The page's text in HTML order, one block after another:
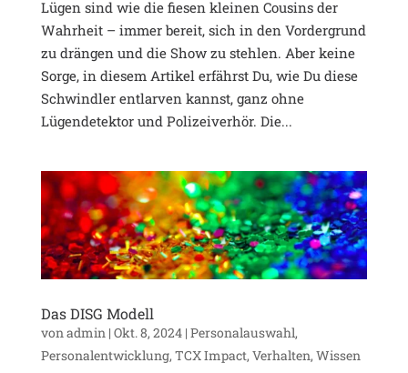
Lügen sind wie die fiesen kleinen Cousins der
Wahrheit – immer bereit, sich in den Vordergrund
zu drängen und die Show zu stehlen. Aber keine
Sorge, in diesem Artikel erfährst Du, wie Du diese
Schwindler entlarven kannst, ganz ohne
Lügendetektor und Polizeiverhör. Die...
Das DISG Modell
vonadmin| Okt. 8, 2024| Personalauswahl,
Personalentwicklung, TCX Impact, Verhalten, Wissen